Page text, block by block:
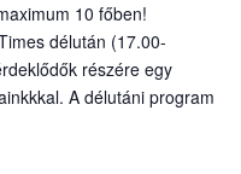
10 főben!
délután (17.00-
részére egy
A délutáni program